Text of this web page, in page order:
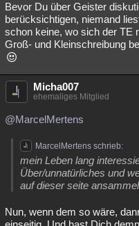
Bevor Du über Geister
berücksichtigen, niemand
schon keine, wo sich der TE
Groß- und Kleinschreibung
Micha007
ehemaliges Mitglied
@MarcelMertens
MarcelMertens schrieb:
mein Leben lang
Über/unnatürliches und
auf dieser seite
Nun, wenn dem so wäre,